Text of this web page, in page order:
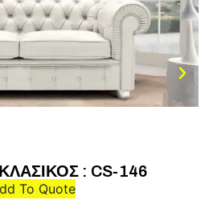
: CS-146
To Quote